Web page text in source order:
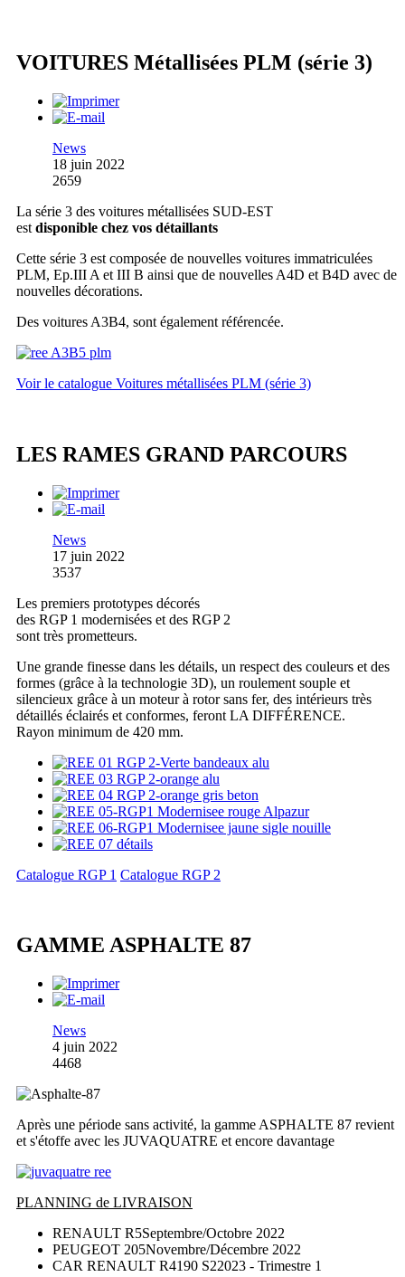
VOITURES Métallisées PLM (série 3)
News
18 juin 2022
2659
La série 3 des voitures métallisées SUD-EST
est disponible chez vos détaillants
Cette série 3 est composée de nouvelles voitures immatriculées
PLM, Ep.III A et III B ainsi que de nouvelles A4D et B4D avec de
nouvelles décorations.
Des voitures A3B4, sont également référencée.
Voir le catalogue Voitures métallisées PLM (série 3)
LES RAMES GRAND PARCOURS
News
17 juin 2022
3537
Les premiers prototypes décorés
des RGP 1 modernisées et des RGP 2
sont très prometteurs.
Une grande finesse dans les détails, un respect des couleurs et des
formes (grâce à la technologie 3D), un roulement souple et
silencieux grâce à un moteur à rotor sans fer, des intérieurs très
détaillés éclairés et conformes, feront LA DIFFÉRENCE.
Rayon minimum de 420 mm.
Catalogue RGP 1 Catalogue RGP 2
GAMME ASPHALTE 87
News
4 juin 2022
4468
Après une période sans activité, la gamme ASPHALTE 87 revient
et s'étoffe avec les JUVAQUATRE et encore davantage
PLANNING de LIVRAISON
RENAULT R5Septembre/Octobre 2022
PEUGEOT 205Novembre/Décembre 2022
CAR RENAULT R4190 S22023 - Trimestre 1